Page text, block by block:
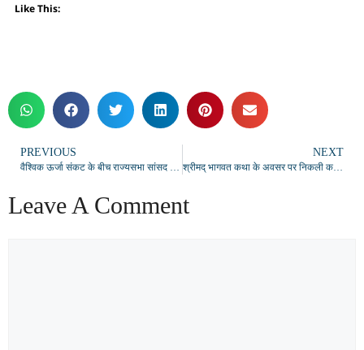
Like This:
PREVIOUS
वैश्विक ऊर्जा संकट के बीच राज्यसभा सांसद डा.संगीता बलवंत ने ई-रिक्शा से यात्रा कर दिया ईंधन बचत का संदेश
NEXT
श्रीमद् भागवत कथा के अवसर पर निकली कलश यात्रा, भक्तिभाव में डूबा दुद्धी
Leave A Comment